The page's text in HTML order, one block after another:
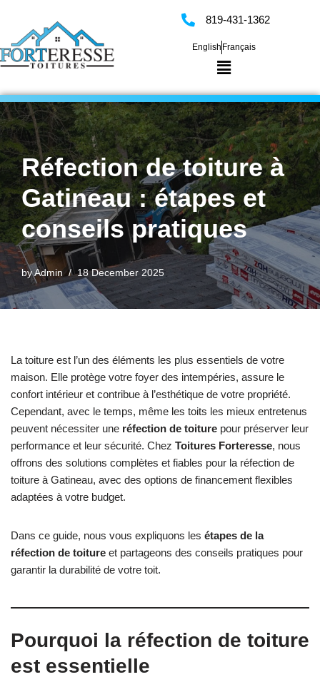
Skip
to
content
819-431-1362
English Français
Réfection de toiture à
Gatineau : étapes et
conseils pratiques
byAdmin 18 December 2025
La toiture est l’un des éléments les plus essentiels de votre
maison. Elle protège votre foyer des intempéries, assure le
confort intérieur et contribue à l’esthétique de votre propriété.
Cependant, avec le temps, même les toits les mieux entretenus
peuvent nécessiter une réfection de toiture pour préserver leur
performance et leur sécurité. Chez Toitures Forteresse, nous
offrons des solutions complètes et fiables pour la réfection de
toiture à Gatineau, avec des options de financement flexibles
adaptées à votre budget.
Dans ce guide, nous vous expliquons les étapes de la
réfection de toiture et partageons des conseils pratiques pour
garantir la durabilité de votre toit.
Pourquoi la réfection de toiture
est essentielle